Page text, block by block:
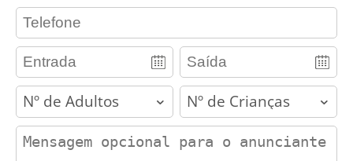
contact_phone
adults children
contact_message